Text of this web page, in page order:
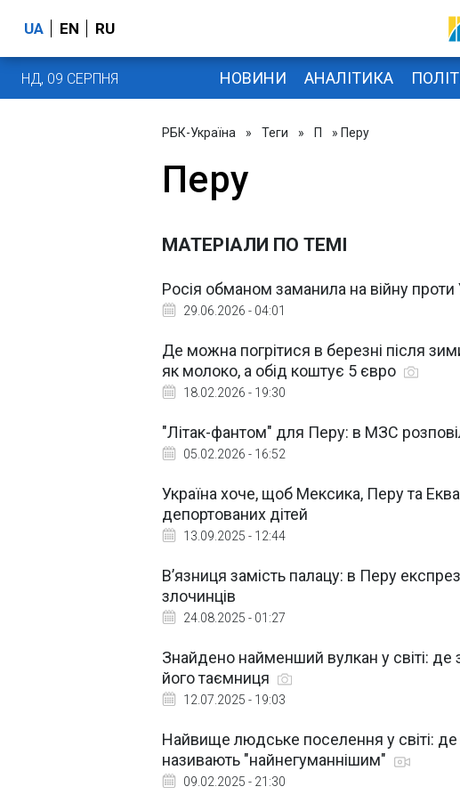
UA EN RU
НД, 09 СЕРПНЯ НОВИНИ АНАЛІТИКА
РБК-Україна » Теги » П » Перу
Перу
МАТЕРІАЛИ ПО ТЕМІ
Росія обманом заманила на війну
29.06.2026 - 04:01
Де можна погрітися в березні після
як молоко, а обід коштує 5 євро
18.02.2026 - 19:30
"Літак-фантом" для Перу: в МЗС
05.02.2026 - 16:52
Україна хоче, щоб Мексика, Перу та
депортованих дітей
13.09.2025 - 12:44
В’язниця замість палацу: в Перу
злочинців
24.08.2025 - 01:27
Знайдено найменший вулкан у світі:
його таємниця
12.07.2025 - 19:03
Найвище людське поселення у світі:
називають "найнегуманнішим"
09.02.2025 - 21:30